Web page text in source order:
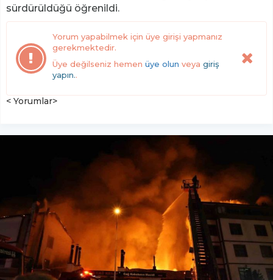
sürdürüldüğü öğrenildi.
Yorum yapabilmek için üye girişi yapmanız
gerekmektedir.
Üye değilseniz hemen üye olun veya giriş
yapın..
< Yorumlar>